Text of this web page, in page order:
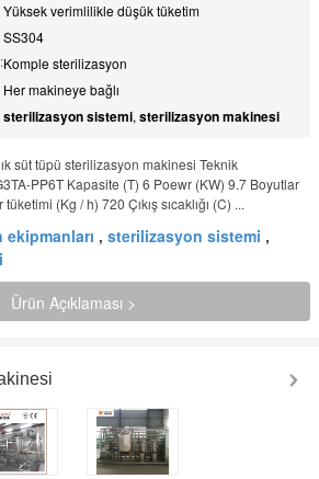
Yüksek verimlilikle düşük tüketim
SS304
Komple sterilizasyon
Her makineye bağlı
sterilizasyon sistemi, sterilizasyon makinesi
süt tüpü sterilizasyon makinesi Teknik
PP6T Kapasite (T) 6 Poewr (KW) 9.7 Boyutlar
(Kg / h) 720 Çıkış sıcaklığı (C) ...
, sterilizasyon sistemi ,
Ürün Açıklaması >